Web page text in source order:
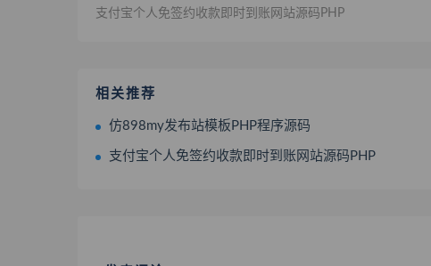
支付宝个人免签约收款即时到账网站源码PHP
相关推荐
仿898my发布站模板PHP程序源码
支付宝个人免签约收款即时到账网站源码PHP